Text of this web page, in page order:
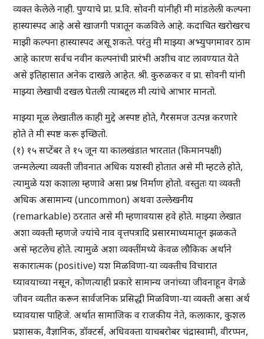
व्यक्त केलेले नाही. पुण्याचे प्रा. प्र.वि. सोवनी यांनीही मी मांडलेली कल्पना
हास्यास्पद आहे असे खाजगी पत्रातून कळविले आहे. कदाचित खरोखरच
माझी कल्पना हास्यास्पद असू शकते. परंतु मी माझ्या अभ्युपगमावर ठाम
आहे कारण सर्वच नवीन कल्पनांची प्रारंभी अशीच वाट लावण्यात येते
असे इतिहासात अनेक दाखले आहेत. श्री. कुरुळकर व प्रा. सोवनी यांनी
माझ्या लेखाची दखल घेतली त्याबद्दल मी त्यांचे आभार मानतो.
माझ्या मूळ लेखातील काही मुद्दे अस्पष्ट होते, गैरसमज उत्पन्न करणारे
होते ते मी स्पष्ट करू इच्छितो.
(१) १५ सप्टेंबर ते १५ जून या कालखंडात भारतात (किमानपक्षी)
जन्मलेल्या व्यक्ती जीवनात अधिक यशस्वी होतात असे मी म्हटले होते,
त्यामुळे यश कशाला म्हणावे असा प्रश्न निर्माण होतो. वस्तुतः या व्यक्ती
अधिक असामान्य (uncommon) अथवा उल्लेखनीय
(remarkable) ठरतात असे मी म्हणावयास हवे होते. माझ्या लेखात
अशा व्यक्ती म्हणजे ज्यांचे नाव वृत्तपत्रादि प्रसारमाध्यमातून झळकते
असे म्हटलेच होते. त्यामुळे अशा व्यक्तींमध्ये केवळ लौकिक अर्थाने
सकारात्मक (positive) यश मिळविणा-या व्यक्तीच विचारात
घ्यावयाच्या नसून, कोणत्याही प्रकारे सामान्य जनांच्या जीवनाहून वेगळे
जीवन व्यतीत करून सार्वजनिक प्रसिद्धी मिळविणा-या व्यक्ती असा अर्थ
घ्यावयास पाहिजे. अर्थात सामाजिक व राजकीय नेते, कलाकार, कुशल
प्रशासक, वैज्ञानिक, डॉक्टर्स, अधिवक्ता याचबरोबर चंद्रास्वामी, वीरप्पन,